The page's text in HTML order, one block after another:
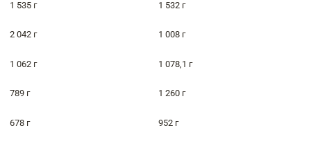
1 535 г 1 532 г
2 042 г 1 008 г
1 062 г 1 078,1 г
789 г 1 260 г
678 г 952 г